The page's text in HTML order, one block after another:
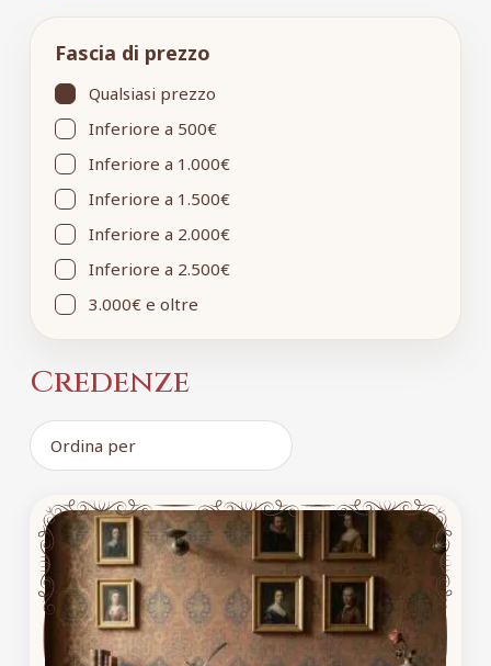
Fascia di prezzo
Qualsiasi prezzo
Inferiore a 500€
Inferiore a 1.000€
Inferiore a 1.500€
Inferiore a 2.000€
Inferiore a 2.500€
3.000€ e oltre
Credenze
Ordina
prodotti